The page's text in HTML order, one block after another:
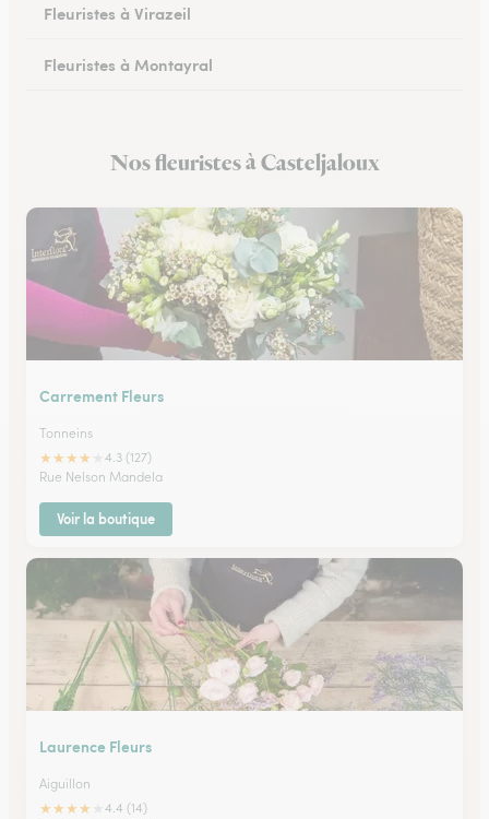
Fleuristes à Virazeil
Fleuristes à Montayral
Fleuristes à Monflanquin
Nos fleuristes à Casteljaloux
Carrement Fleurs
Tonneins
★★★★
4.3 (127)
Rue Nelson Mandela
Voir la boutique
Laurence Fleurs
Aiguillon
★★★★
4.4 (14)